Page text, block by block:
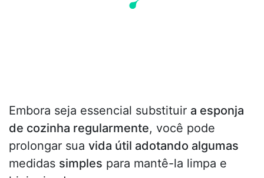
Embora seja essencial substituir a esponja
de cozinha regularmente, você pode
prolongar sua vida útil adotando algumas
medidas simples para mantê-la limpa e